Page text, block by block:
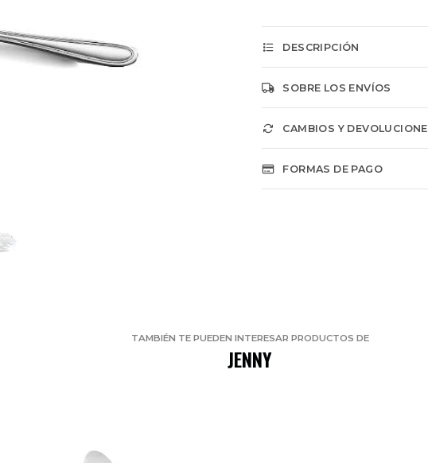
DESCRIPCIÓN
SOBRE LOS ENVÍOS
CAMBIOS Y
FORMAS DE PAGO
TAMBIÉN TE PUEDEN INTERESAR PRODUCTOS DE
JENNY